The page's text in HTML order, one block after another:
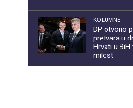
KOLUMNE
DP otvorio
pretvara u
Hrvati u BiH
milost